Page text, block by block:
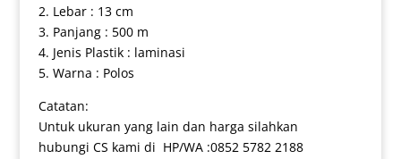
2. Lebar : 13 cm
3. Panjang : 500 m
4. Jenis Plastik : laminasi
5. Warna : Polos
Catatan:
Untuk ukuran yang lain dan harga silahkan
hubungi CS kami di HP/WA :0852 5782 2188